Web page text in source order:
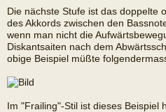
Die nächste Stufe ist das doppelte
des Akkords zwischen den
wenn man nicht die
Diskantsaiten nach dem
obige Beispiel müßte
Im "Frailing"-Stil ist dieses Beispiel